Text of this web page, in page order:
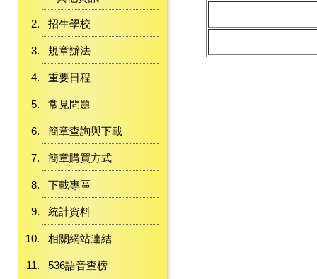
招生學校
規章辦法
重要日程
常見問題
簡章查詢與下載
簡章購買方式
下載專區
統計資料
相關網站連結
536語音查榜